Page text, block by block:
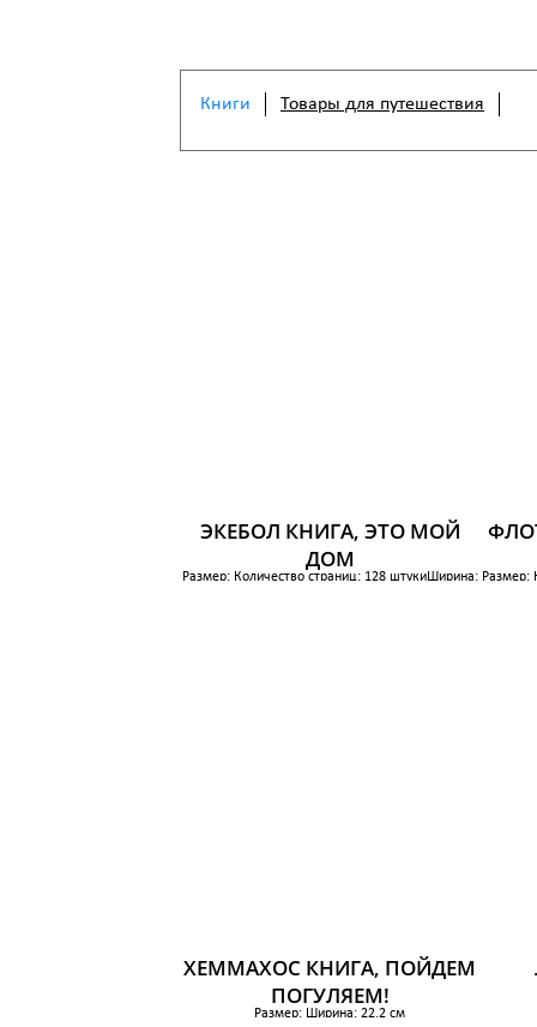
Книги Товары для путешествия
ЭКЕБОЛ КНИГА, ЭТО МОЙ
ДОМ
Размер: Количество страниц: 128 штукиШирина: Размер:
ХЕММАХОС КНИГА, ПОЙДЕМ
ПОГУЛЯЕМ!
Размер: Ширина: 22.2 см